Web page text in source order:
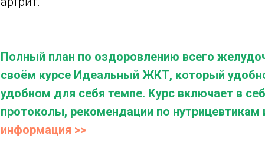
Полный план по оздоровлению всего
своём курсе Идеальный ЖКТ, который
удобном для себя темпе. Курс включает в
протоколы, рекомендации по нутрицевтикам
информация >>